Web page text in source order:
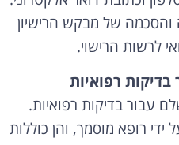
לרשות הרישוי.
עבור בדיקות רפואיות.
רופא מוסמך, והן כוללות
ובדיקת שמיעה.